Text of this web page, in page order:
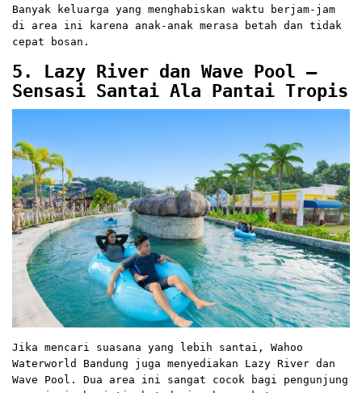
Banyak keluarga yang menghabiskan waktu berjam-jam
di area ini karena anak-anak merasa betah dan tidak
cepat bosan.
5. Lazy River dan Wave Pool –
Sensasi Santai Ala Pantai Tropis
Jika mencari suasana yang lebih santai, Wahoo
Waterworld Bandung juga menyediakan Lazy River dan
Wave Pool. Dua area ini sangat cocok bagi pengunjung